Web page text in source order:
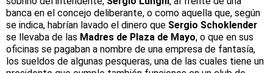
banca en el concejo deliberante, o como aquella que, según
se indica, habrían lavado el dinero que Sergio Schoklender
se llevaba de las Madres de Plaza de Mayo, o que en sus
oficinas se pagaban a nombre de una empresa de fantasía,
los sueldos de algunas pesqueras, una de las cuales tiene un